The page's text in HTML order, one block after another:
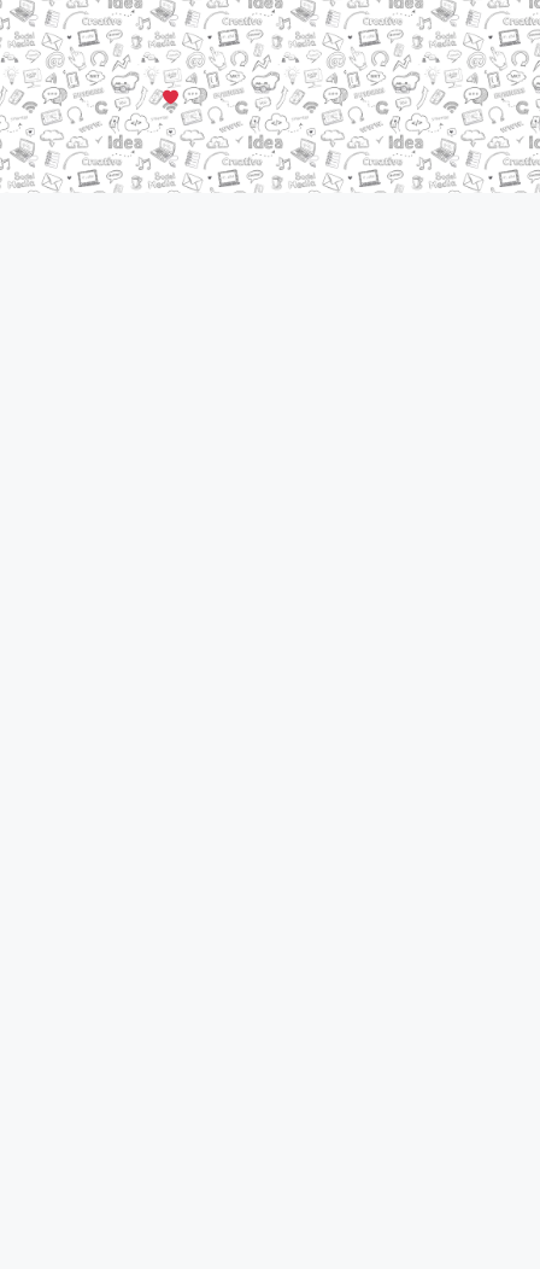
© Todos os direitos reservados a DigooWeb Gramado, RS |
Servidores em Dallas, TX
Criado com muito em Gramado, Serra Gaúcha